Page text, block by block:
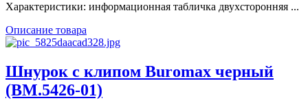
Характеристики: информационная табличка двухсторонняя ...
Описание товара
Шнурок с клипом Buromax черный
(BM.5426-01)